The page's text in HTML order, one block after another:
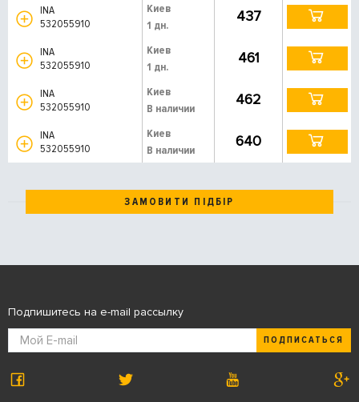
INA
532055910
Киев
1 дн.
437
INA
532055910
Киев
1 дн.
461
INA
532055910
Киев
В наличии
462
INA
532055910
Киев
В наличии
640
ЗАМОВИТИ ПІДБІР
Подпишитесь на e-mail рассылку
ПОДПИСАТЬСЯ